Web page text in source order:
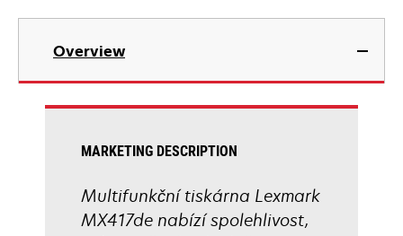
new
opens
new
Overview
MARKETING DESCRIPTION
Multifunkční tiskárna Lexmark
MX417de nabízí spolehlivost,